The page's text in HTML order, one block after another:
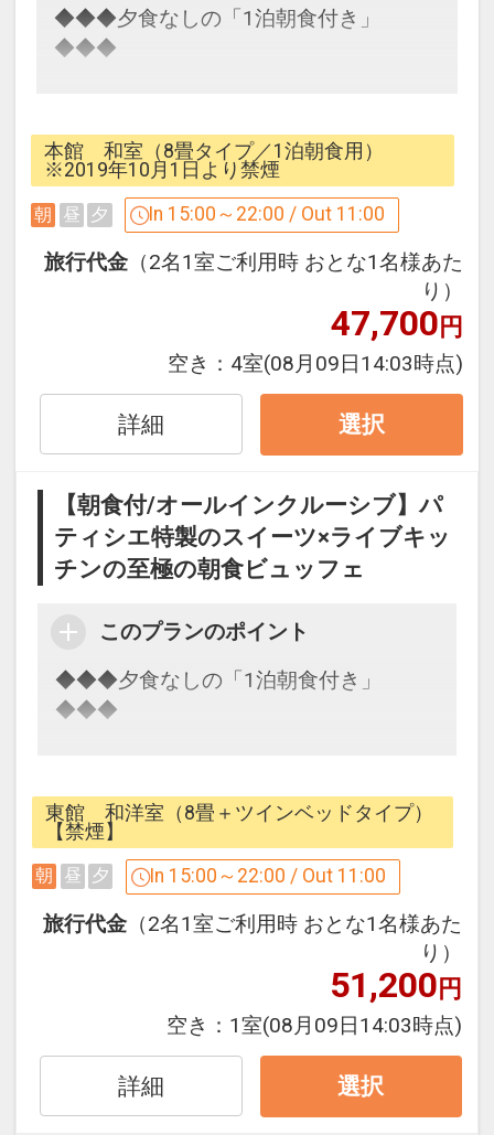
◆◆◆夕食なしの「1泊朝食付き」
◆◆◆
夕食無しの1泊朝食付きのプランが
オールインクルーシブになって新登場
15時～17時30分(17時最終入場)の
ウェルカムラウンジでは
アフタヌーンティーやアルコール各種に
新たに生ビールもお楽しみ頂けるように
なりました♪
当館こだわりの自家製焼き菓子や
お気に入りのドリンクを片手に
別府の街を見渡す特等席で、
くつろぎの午後を過ごす白菊時間を。
ぜひチェックインはお早めにご予定くだ
さい。
夕食に関しましては、
飲食店MAP等、フロントでお渡ししてい
ます。
【こだわりの朝食】
別府がパノラマで眺望出来るガーランド
”焼きたて、出来立て、作りたて”にこだ
80種類以上の朝食ビュッフェ。
中でもパティシエが作る自家製モーニン
グ
本館 和室（8畳タイプ／1泊朝食用）
※2019年10月1日より禁煙
朝 昼 夕 In 15:00～22:00 / Out 11:00
旅行代金 （2名1室ご利用時 おとな1名様あた
り）
47,700円
空き： 4室(08月09日14:03時点)
詳細 選択
【朝食付/オールインクルーシブ】パ
ティシエ特製のスイーツ×ライブキッ
チンの至極の朝食ビュッフェ
このプランのポイント
◆◆◆夕食なしの「1泊朝食付き」
◆◆◆
夕食無しの1泊朝食付きのプランが
オールインクルーシブになって新登場
15時～17時30分(17時最終入場)の
ウェルカムラウンジでは
アフタヌーンティーやアルコール各種に
新たに生ビールもお楽しみ頂けるように
なりました♪
当館こだわりの自家製焼き菓子や
東館 和洋室（8畳＋ツインベッドタイプ）
【禁煙】
朝 昼 夕 In 15:00～22:00 / Out 11:00
旅行代金 （2名1室ご利用時 おとな1名様あた
り）
51,200円
空き： 1室(08月09日14:03時点)
詳細 選択